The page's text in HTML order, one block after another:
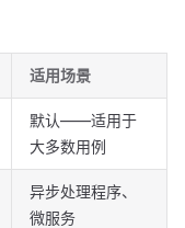
适用场景
默认——适用于
大多数用例
异步处理程序、
微服务